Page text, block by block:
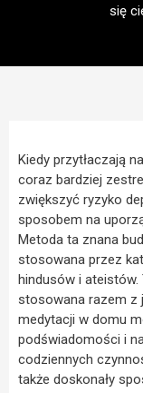
się
Kiedy przytłaczają
coraz bardziej
zwiększyć ryzyko
sposobem na
Metoda ta znana
stosowana przez
hindusów i
stosowana razem z
medytacji w domu
podświadomości i
codziennych
także doskonały